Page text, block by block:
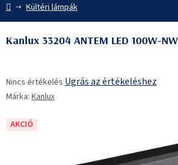
Kezdőlap
Kültéri lámpák
Kanlux 33204 ANTEM LED 100W-
termék
átlagos
5-
Nincs értékelés Ugrás az értékeléshez
Márka: Kanlux
AKCIÓ